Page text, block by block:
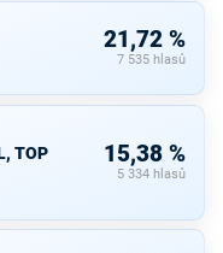
21,72 %
7 535 hlasů
TOP
15,38 %
5 334 hlasů